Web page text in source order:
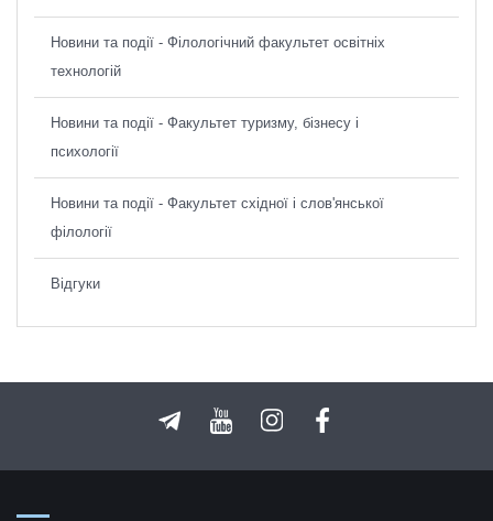
Новини та події - Філологічний факультет освітніх
технологій
Новини та події - Факультет туризму, бізнесу і
психології
Новини та події - Факультет східної і слов'янської
філології
Відгуки